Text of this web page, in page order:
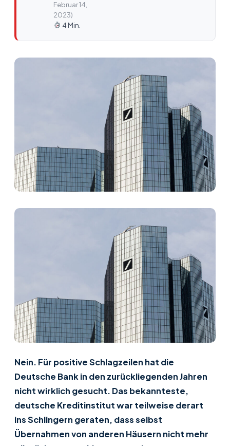
Februar 14,
2023)
4 Min.
Nein. Für positive Schlagzeilen hat die
Deutsche Bank in den zurückliegenden Jahren
nicht wirklich gesucht. Das bekannteste,
deutsche Kreditinstitut war teilweise derart
ins Schlingern geraten, dass selbst
Übernahmen von anderen Häusern nicht mehr